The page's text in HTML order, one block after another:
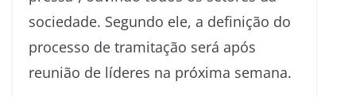
sociedade. Segundo ele, a definição do
processo de tramitação será após
reunião de líderes na próxima semana.